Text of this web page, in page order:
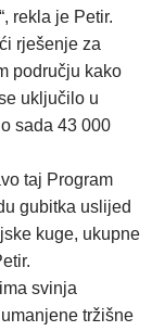
rekla je Petir.
rješenje za
području kako
uključilo u
sada 43 000
taj Program
gubitka uslijed
kuge, ukupne
svinja
tržišne